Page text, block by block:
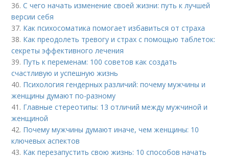
36.С чего начать изменение своей жизни: путь к лучшей
версии себя
37. Как психосоматика помогает избавиться от страха
38. Как преодолеть тревогу и страх с помощью таблеток:
секреты эффективного лечения
39. Путь к переменам: 100 советов как создать
счастливую и успешную жизнь
40. Психология гендерных различий: почему мужчины и
женщины думают по-разному
41. Главные стереотипы: 13 отличий между мужчиной и
женщиной
42. Почему мужчины думают иначе, чем женщины: 10
ключевых аспектов
43. Как перезапустить свою жизнь: 10 способов начать